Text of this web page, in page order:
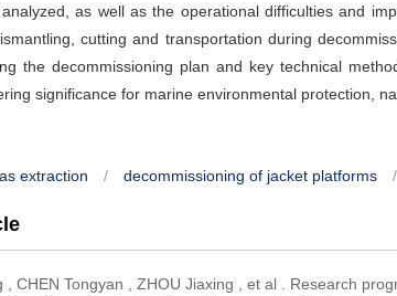
as well as the operational difficulties and
cutting and transportation during
the decommissioning plan and key technical
significance for marine environmental protection,
extraction / decommissioning of jacket platforms /
CHEN Tongyan ZHOU Jiaxing et al
Research